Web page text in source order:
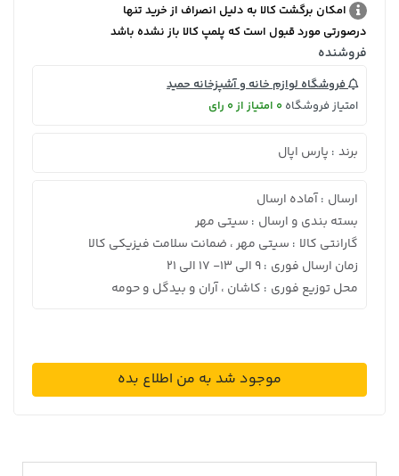
امکان برگشت کالا به دلیل انصراف از خرید تنها
درصورتی مورد قبول است که پلمپ کالا باز نشده باشد
فروشنده
فروشگاه لوازم خانه و آشپزخانه حمید
امتیاز فروشگاه 0 امتیاز از 0 رای
برند : پارس اپال
ارسال : آماده ارسال
بسته بندی و ارسال : سیتی مهر
گارانتی کالا : سیتی مهر ، ضمانت سلامت فیزیکی کالا
زمان ارسال فوری : 9 الی 13- 17 الی 21
محل توزیع فوری : کاشان ، آران و بیدگل و حومه
موجود شد به من اطلاع بده